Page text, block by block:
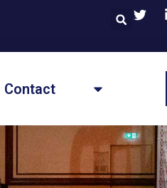
Contact